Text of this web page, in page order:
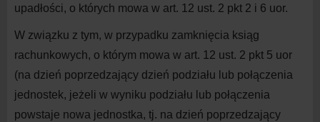
upadłości, o których mowa w art. 12 ust. 2 pkt 2 i 6 uor.
W związku z tym, w przypadku zamknięcia ksiąg
rachunkowych, o którym mowa w art. 12 ust. 2 pkt 5 uor
(na dzień poprzedzający dzień podziału lub połączenia
jednostek, jeżeli w wyniku podziału lub połączenia
powstaje nowa jednostka, tj. na dzień poprzedzający